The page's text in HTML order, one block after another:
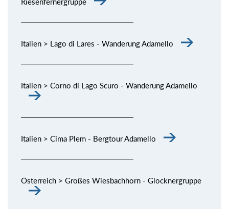
Italien > Lago di Lares - Wanderung Adamello
Italien > Corno di Lago Scuro - Wanderung Adamello
Italien > Cima Plem - Bergtour Adamello
Österreich > Großes Wiesbachhorn - Glocknergruppe